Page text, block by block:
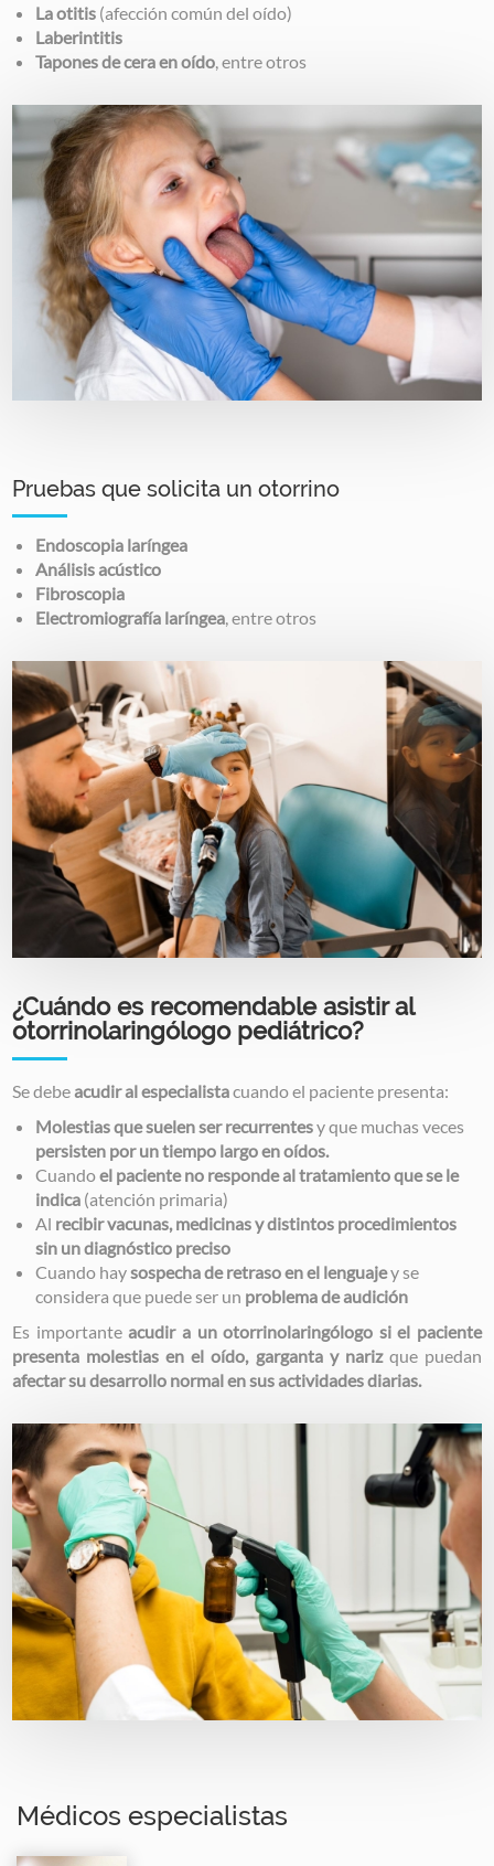
La otitis (afección común del oído)
Laberintitis
Tapones de cera en oído , entre otros
Image
Pruebas que solicita un otorrino
Endoscopia laríngea
Análisis acústico
Fibroscopia
Electromiografía laríngea, entre otros
Image
¿Cuándo es recomendable asistir al
otorrinolaringólogo pediátrico?
Se debeacudir al especialistacuando el paciente presenta:
Molestias que suelen ser recurrentesy que muchas veces
persisten por un tiempo largo en oídos.
Cuandoel paciente no responde al tratamiento que se le
indica (atención primaria)
Al recibir vacunas, medicinas y distintos procedimientos
sin un diagnóstico preciso
Cuando haysospecha de retraso en el lenguajey se
considera que puede ser un problema de audición
Es importanteacudir a un otorrinolaringólogo si el paciente
presenta molestias en el oído, garganta y nariz que puedan
afectar su desarrollo normal en sus actividades diarias.
Image
Médicos especialistas